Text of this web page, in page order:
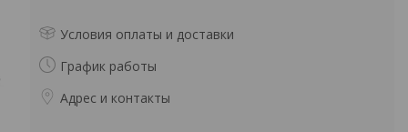
Условия оплаты и доставки
График работы
Адрес и контакты